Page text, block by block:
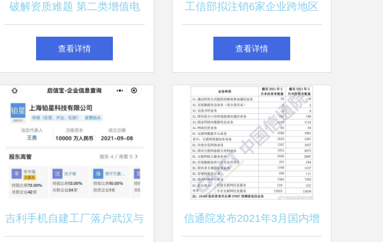
破解资质难题 第二类增值电
信业务在小程序与公众号上线
查看详情
工信部拟注销6家企业跨地区
增值电信业务经营许可，涉及
查看详情
吉利手机自建工厂落户武汉与 信通院发布2021年3月国内增